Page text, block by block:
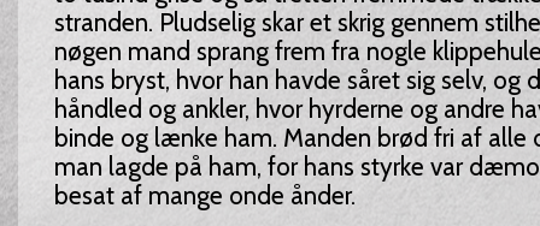
stranden. Pludselig skar et skrig gennem
nøgen mand sprang frem fra nogle
hans bryst, hvor han havde såret sig selv, og
håndled og ankler, hvor hyrderne og andre
binde og lænke ham. Manden brød fri af alle
man lagde på ham, for hans styrke var
besat af mange onde ånder.